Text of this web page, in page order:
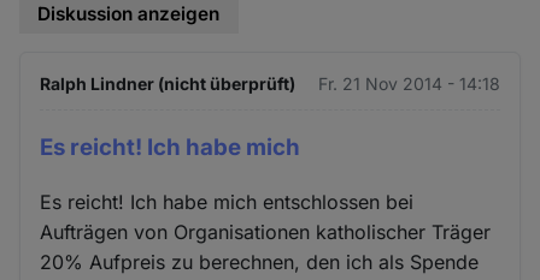
Diskussion anzeigen
Ralph Lindner (nicht überprüft) Fr. 21 Nov 2014 - 14:18
Es reicht! Ich habe mich
Es reicht! Ich habe mich entschlossen bei
Aufträgen von Organisationen katholischer Träger
20% Aufpreis zu berechnen, den ich als Spende